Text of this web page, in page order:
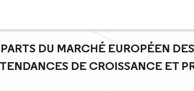
DU MARCHÉ EUROPÉEN
DE CROISSANCE ET